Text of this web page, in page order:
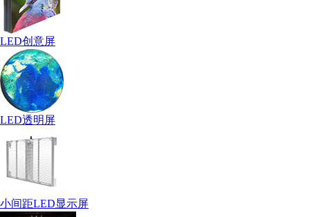
LED创意屏
LED透明屏
小间距LED显示屏